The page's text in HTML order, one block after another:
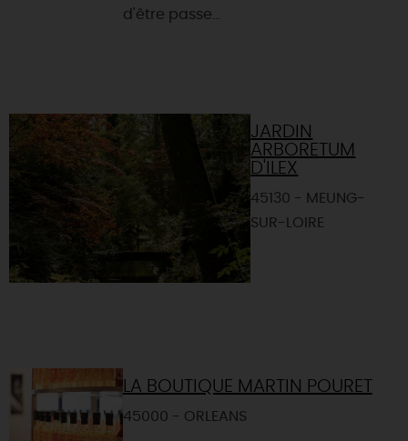
d'être passe...
JARDIN
ARBORETUM
D'ILEX
45130 - MEUNG-
SUR-LOIRE
LA BOUTIQUE MARTIN POURET
45000 - ORLEANS